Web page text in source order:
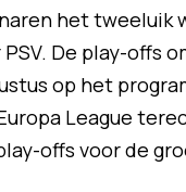
het tweeluik
De play-offs
op het
League
offs voor de